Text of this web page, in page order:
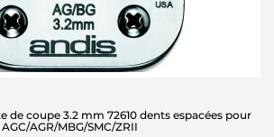
de coupe 3.2 mm 72610 dents espacées pour
AGR/MBG/SMC/ZRII